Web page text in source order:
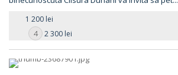
1 200 lei
4 2 300 lei